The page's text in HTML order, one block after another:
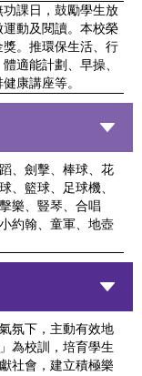
課日，鼓勵學生放
動及閱讀。本校榮
。推環保生活、行
適能計劃、早操、
康講座等。
、劍擊、棒球、花
、籃球、足球機、
樂、豎琴、合唱
約翰、童軍、地壺
氛下，主動有效地
為校訓，培育學生
社會，建立積極樂